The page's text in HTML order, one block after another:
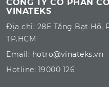
CÔNG TY CỔ PHẦN
VINATEKS
Địa chỉ: 28E Tăng Bạt Hổ,
TP.HCM
Email: hotro@vinateks.vn
Hotline: 19000 126